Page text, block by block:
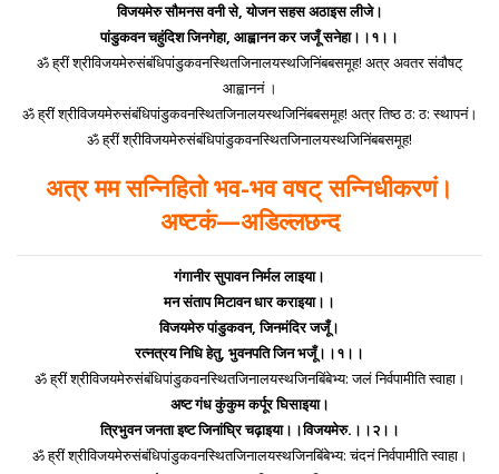
विजयमेरु सौमनस वनी से, योजन सहस अठाइस लीजे।
पांडुकवन चहुंदिश जिनगेहा, आह्वानन कर जजूँ सनेहा।।१।।
ॐ ह्रीं श्रीविजयमेरुसंबंधिपांडुकवनस्थितजिनालयस्थजिनिंबबसमूह! अत्र अवतर संवौषट्
आह्वाननं ।
ॐ ह्रीं श्रीविजयमेरुसंबंधिपांडुकवनस्थितजिनालयस्थजिनिंबबसमूह! अत्र तिष्ठ ठ: ठ: स्थापनं।
ॐ ह्रीं श्रीविजयमेरुसंबंधिपांडुकवनस्थितजिनालयस्थजिनिंबबसमूह!
अत्र मम सन्निहितो भव-भव वषट् सन्निधीकरणं।
अष्टकं—अडिल्लछन्द
गंगानीर सुपावन निर्मल लाइया।
मन संताप मिटावन धार कराइया।।
विजयमेरु पांडुकवन, जिनमंदिर जजूँ।
रत्नत्रय निधि हेतु, भुवनपति जिन भजूँ।।१।।
ॐ ह्रीं श्रीविजयमेरुसंबंधिपांडुकवनस्थितजिनालयस्थजिनबिंबेभ्य: जलं निर्वपामीति स्वाहा।
अष्ट गंध कुंकुम कर्पूर घिसाइया।
त्रिभुवन जनता इष्ट जिनांघ्रि चढ़ाइया।।विजयमेरु.।।२।।
ॐ ह्रीं श्रीविजयमेरुसंबंधिपांडुकवनस्थितजिनालयस्थजिनबिंबेभ्य: चंदनं निर्वपामीति स्वाहा।